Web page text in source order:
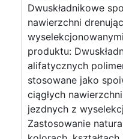
Dwuskładnikowe
nawierzchni
produktu:
alifatycznych
stosowane jako
ciągłych
jezdnych z
Zastosowanie